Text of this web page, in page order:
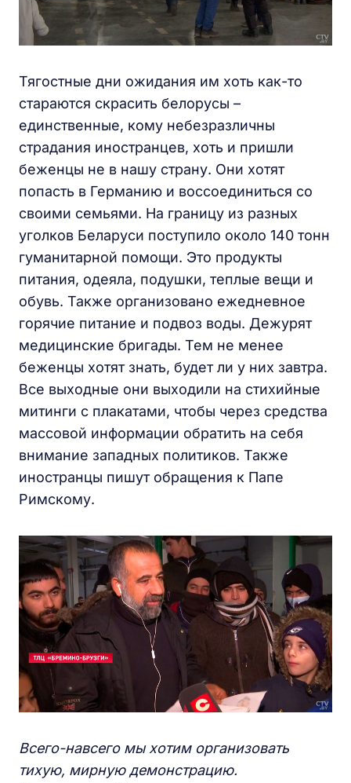
Тягостные дни ожидания им хоть как-то
стараются скрасить белорусы –
единственные, кому небезразличны
страдания иностранцев, хоть и пришли
беженцы не в нашу страну. Они хотят
попасть в Германию и воссоединиться со
своими семьями. На границу из разных
уголков Беларуси поступило около 140 тонн
гуманитарной помощи. Это продукты
питания, одеяла, подушки, теплые вещи и
обувь. Также организовано ежедневное
горячие питание и подвоз воды. Дежурят
медицинские бригады. Тем не менее
беженцы хотят знать, будет ли у них завтра.
Все выходные они выходили на стихийные
митинги с плакатами, чтобы через средства
массовой информации обратить на себя
внимание западных политиков. Также
иностранцы пишут обращения к Папе
Римскому.
Всего-навсего мы хотим организовать
тихую, мирную демонстрацию.